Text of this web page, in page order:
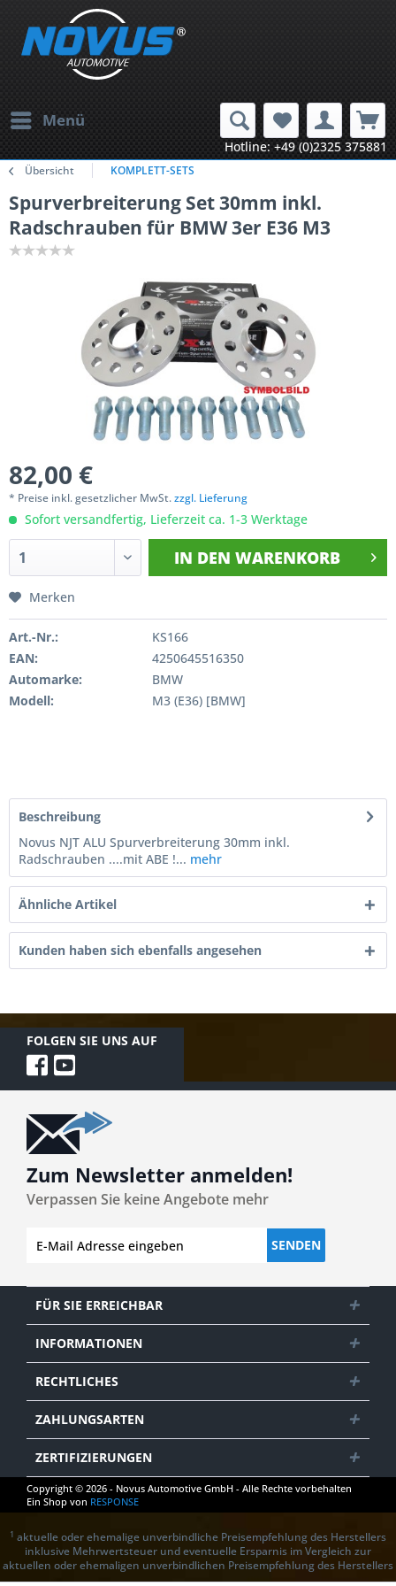
Menü
Hotline: +49 (0)2325 375881
Übersicht KOMPLETT-SETS
Spurverbreiterung Set 30mm inkl.
Radschrauben für BMW 3er E36 M3
82,00 €
* Preise inkl. gesetzlicher MwSt.zzgl. Lieferung
Sofort versandfertig, Lieferzeit ca. 1-3 Werktage
IN DEN WARENKORB
Merken
Art.-Nr.:
KS166
EAN:
4250645516350
Automarke:
BMW
Modell:
M3 (E36) [BMW]
Beschreibung
Novus NJT ALU Spurverbreiterung 30mm inkl.
Radschrauben ....mit ABE !... mehr
Ähnliche Artikel
Kunden haben sich ebenfalls angesehen
FOLGEN SIE UNS AUF
Zum Newsletter anmelden!
Verpassen Sie keine Angebote mehr
SENDEN
FÜR SIE ERREICHBAR
INFORMATIONEN
RECHTLICHES
ZAHLUNGSARTEN
ZERTIFIZIERUNGEN
Copyright © 2026 - Novus Automotive GmbH - Alle Rechte vorbehalten
Ein Shop von RESPONSE
1 aktuelle oder ehemalige unverbindliche Preisempfehlung des Herstellers
inklusive Mehrwertsteuer und eventuelle Ersparnis im Vergleich zur
aktuellen oder ehemaligen unverbindlichen Preisempfehlung des Herstellers